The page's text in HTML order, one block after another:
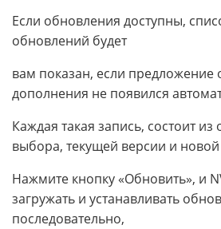
Если обновления доступны,
обновлений будет
вам показан, если предложение
дополнения не появился
Каждая такая запись, состоит
выбора, текущей версии и
Нажмите кнопку «Обновить», и
загружать и устанавливать
последовательно,